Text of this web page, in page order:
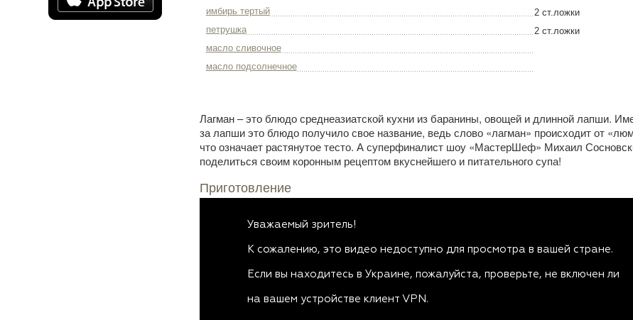
имбирь тертый
2 ст.ложки
петрушка
2 ст.ложки
масло сливочное
масло подсолнечное
Лагман – это блюдо среднеазиатской кухни из баранины, овощей и длинной лапши.
за лапши это блюдо получило свое название, ведь слово «лагман» происходит от
что означает растянутое тесто. А суперфиналист шоу «МастерШеф» Михаил
поделиться своим коронным рецептом вкуснейшего и питательного супа!
Приготовление